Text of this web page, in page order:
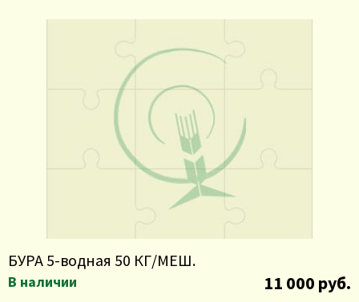
БУРА 5-водная 50 КГ/МЕШ.
В наличии 11 000 руб.